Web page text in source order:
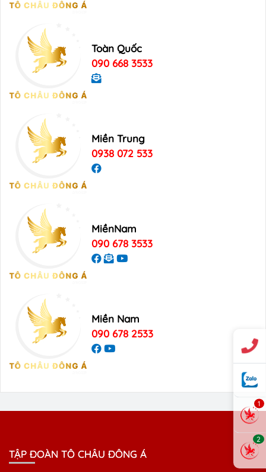
Toàn Quốc
090 668 3533
Miền Trung
0938 072 533
MiềnNam
090 678 3533
Miền Nam
090 678 2533
TẬP ĐOÀN TÔ CHÂU ĐÔNG Á
1
2